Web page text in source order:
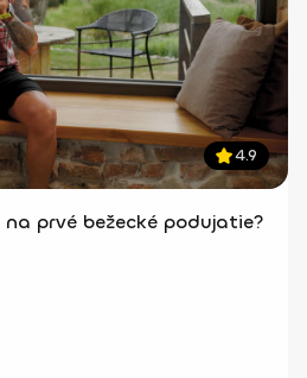
4.9
prvé bežecké podujatie?